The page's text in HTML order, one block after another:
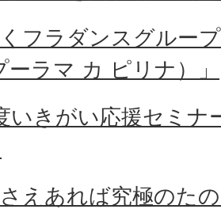
フラダンスグルー
ーラマ カ ピリナ）」
いきがい応援セミナ
えあれば究極のた